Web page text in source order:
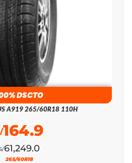
DSCTO
A919 265/60R18 110H
61,249.0
164.9
265/60R18